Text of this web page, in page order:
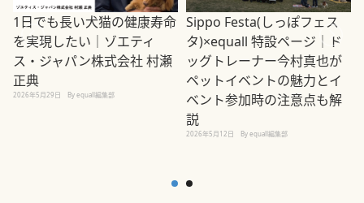
1日でも長い犬猫の健康寿命
を実現したい｜ゾエティ
ス・ジャパン株式会社 村瀬
正典
2026年5月29日 By equall編集部
Sippo Festa(しっぽフェス
タ)×equall 特設ページ｜ド
ッグトレーナー今村真也が
ペットイベントの魅力とイ
ベント参加時の注意点も解
説
2026年5月12日 By equall編集部